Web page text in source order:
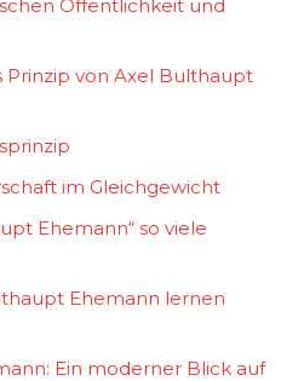
Öffentlichkeit und
Prinzip von Axel Bulthaupt
im Gleichgewicht
Ehemann“ so viele
Ehemann lernen
Ein moderner Blick auf